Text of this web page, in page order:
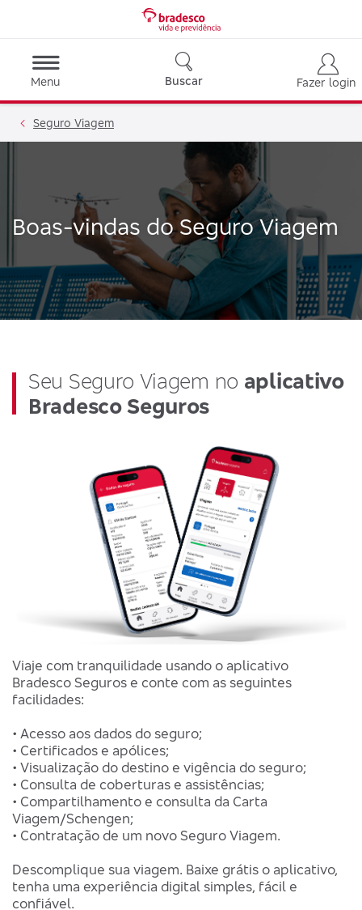
Menu Buscar Fazer login
Seguro Viagem
Boas-vindas do Seguro Viagem
Seu Seguro Viagem no aplicativo
Bradesco Seguros
Viaje com tranquilidade usando o aplicativo
Bradesco Seguros e conte com as seguintes
facilidades:
• Acesso aos dados do seguro;
• Certificados e apólices;
• Visualização do destino e vigência do seguro;
• Consulta de coberturas e assistências;
• Compartilhamento e consulta da Carta
Viagem/Schengen;
• Contratação de um novo Seguro Viagem.
Descomplique sua viagem. Baixe grátis o aplicativo,
tenha uma experiência digital simples, fácil e
confiável.